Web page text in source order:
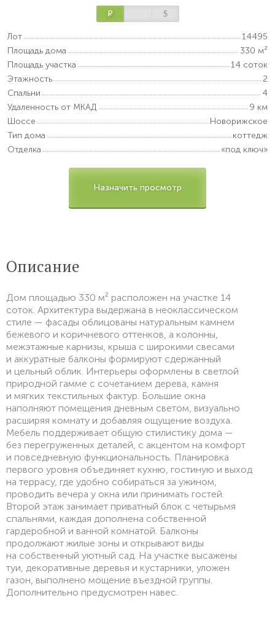
Р $
Лот
14495
Площадь дома
330 м²
Площадь участка
14 соток
Этажность
2
Спальни
4
Удаленность от МКАД
9 км
Шоссе
Новорижское
Тип дома
коттедж
Отделка
«под ключ»
Назначить просмотр
Описание
Дом площадью 330 м² расположен на участке 14
соток. Архитектура выдержана в неоклассическом
стиле — фасады облицованы натуральным камнем
бежевого и коричневого оттенков, а колонны,
межэтажные карнизы, крыша с широкими свесами
и аккуратные балконы формируют сдержанный
и цельный облик. Интерьеры оформлены в светлой
природной гамме с сочетанием дерева, камня
и мягких текстильных фактур. Большие окна
наполняют помещения дневным светом, визуально
расширяя комнату и добавляя ощущение воздуха.
Мебель поддерживает общую стилистику дома —
без перегруженных деталей, с акцентом на комфорт
и повседневную функциональность. Планировка
первого уровня объединяет кухню, гостиную и выход
на террасу, где удобно собираться за ужином,
проводить вечера у окна или принимать гостей.
Второй этаж занимает приватный блок с четырьмя
спальнями, каждая дополнена собственной
гардеробной и ванной комнатой. Балконы
продолжают жилые зоны и открывают виды
на собственный уютный сад. На участке высажены
туи, декоративные деревья и кустарники, уложен
газон, выполнено мощение въездной группы.
Дополнительно предусмотрен навес.